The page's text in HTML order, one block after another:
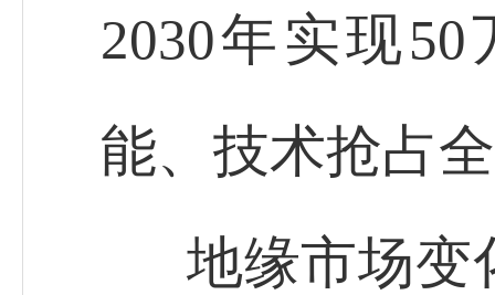
2030年实现
能、技术抢占
地缘市场变